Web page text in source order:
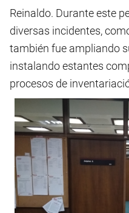
Reinaldo. Durante este
diversas incidentes,
también fue ampliando
instalando estantes
procesos de